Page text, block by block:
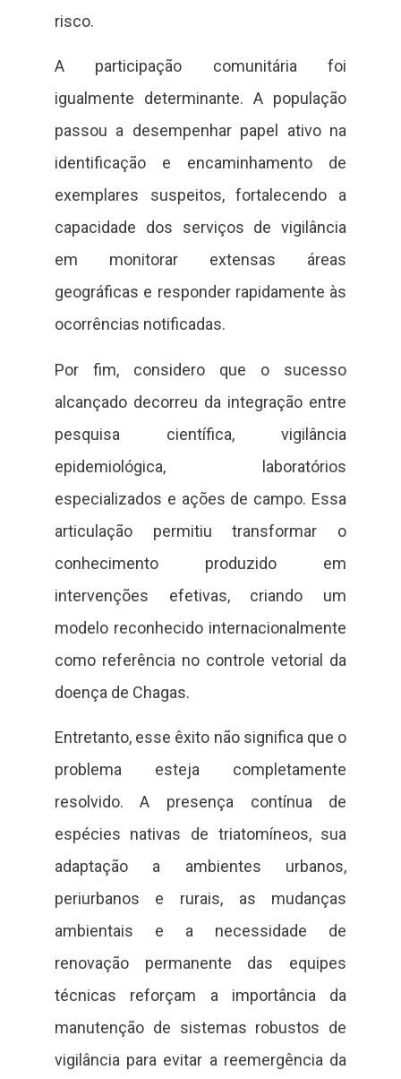
risco.
A participação comunitária foi
igualmente determinante. A população
passou a desempenhar papel ativo na
identificação e encaminhamento de
exemplares suspeitos, fortalecendo a
capacidade dos serviços de vigilância
em monitorar extensas áreas
geográficas e responder rapidamente às
ocorrências notificadas.
Por fim, considero que o sucesso
alcançado decorreu da integração entre
pesquisa científica, vigilância
epidemiológica, laboratórios
especializados e ações de campo. Essa
articulação permitiu transformar o
conhecimento produzido em
intervenções efetivas, criando um
modelo reconhecido internacionalmente
como referência no controle vetorial da
doença de Chagas.
Entretanto, esse êxito não significa que o
problema esteja completamente
resolvido. A presença contínua de
espécies nativas de triatomíneos, sua
adaptação a ambientes urbanos,
periurbanos e rurais, as mudanças
ambientais e a necessidade de
renovação permanente das equipes
técnicas reforçam a importância da
manutenção de sistemas robustos de
vigilância para evitar a reemergência da